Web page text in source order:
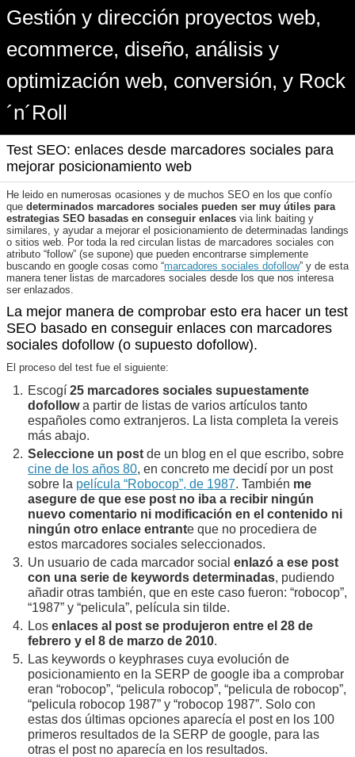
Gestión y dirección proyectos web,
ecommerce, diseño, análisis y
optimización web, conversión, y Rock
´n´Roll
Test SEO: enlaces desde marcadores sociales para
mejorar posicionamiento web
He leido en numerosas ocasiones y de muchos SEO en los que confío
que determinados marcadores sociales pueden ser muy útiles para
estrategias SEO basadas en conseguir enlaces via link baiting y
similares, y ayudar a mejorar el posicionamiento de determinadas landings
o sitios web. Por toda la red circulan listas de marcadores sociales con
atributo “follow” (se supone) que pueden encontrarse simplemente
buscando en google cosas como “marcadores sociales dofollow” y de esta
manera tener listas de marcadores sociales desde los que nos interesa
ser enlazados.
La mejor manera de comprobar esto era hacer un test
SEO basado en conseguir enlaces con marcadores
sociales dofollow (o supuesto dofollow).
El proceso del test fue el siguiente:
Escogí 25 marcadores sociales supuestamente
dofollowa partir de listas de varios artículos tanto
españoles como extranjeros. La lista completa la vereis
más abajo.
Seleccione un post de un blog en el que escribo, sobre
cine de los años 80, en concreto me decidí por un post
sobre la película “Robocop”, de 1987. También me
asegure de que ese post no iba a recibir ningún
nuevo comentario ni modificación en el contenido ni
ningún otro enlace entrante que no procediera de
estos marcadores sociales seleccionados.
Un usuario de cada marcador social enlazó a ese post
con una serie de keywords determinadas, pudiendo
añadir otras también, que en este caso fueron: “robocop”,
“1987” y “pelicula”, película sin tilde.
Los enlaces al post se produjeron entre el 28 de
febrero y el 8 de marzo de 2010.
Las keywords o keyphrases cuya evolución de
posicionamiento en la SERP de google iba a comprobar
eran “robocop”, “pelicula robocop”, “pelicula de robocop”,
“pelicula robocop 1987” y “robocop 1987”. Solo con
estas dos últimas opciones aparecía el post en los 100
primeros resultados de la SERP de google, para las
otras el post no aparecía en los resultados.